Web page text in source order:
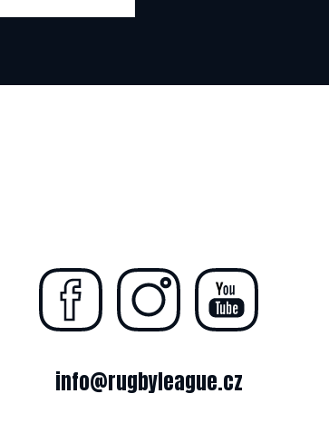
info@rugbyleague.cz